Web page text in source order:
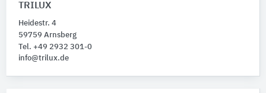
TRILUX
Heidestr. 4
59759 Arnsberg
Tel. +49 2932 301-0
info@trilux.de